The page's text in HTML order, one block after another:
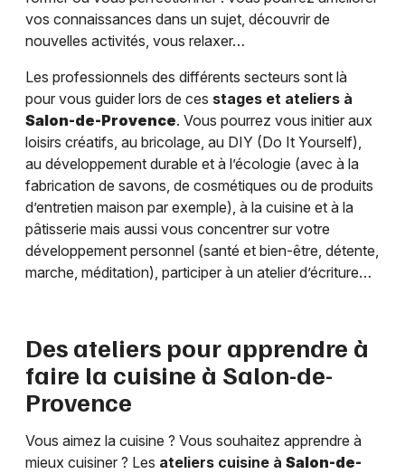
vos connaissances dans un sujet, découvrir de
nouvelles activités, vous relaxer…
Les professionnels des différents secteurs sont là
pour vous guider lors de ces stages et ateliers à
Salon-de-Provence. Vous pourrez vous initier aux
loisirs créatifs, au bricolage, au DIY (Do It Yourself),
au développement durable et à l’écologie (avec à la
fabrication de savons, de cosmétiques ou de produits
d’entretien maison par exemple), à la cuisine et à la
pâtisserie mais aussi vous concentrer sur votre
développement personnel (santé et bien-être, détente,
marche, méditation), participer à un atelier d’écriture…
Des ateliers pour apprendre à
faire la cuisine à Salon-de-
Provence
Vous aimez la cuisine ? Vous souhaitez apprendre à
mieux cuisiner ? Les ateliers cuisine à Salon-de-